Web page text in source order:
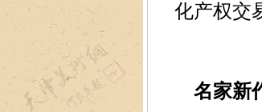
化产权交
名家新